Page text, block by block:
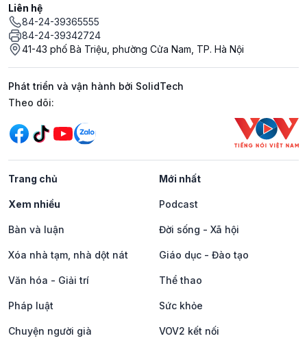
Liên hệ
84-24-39365555
84-24-39342724
41-43 phố Bà Triệu, phường Cửa Nam, TP. Hà Nội
Phát triển và vận hành bởi SolidTech
Mạng xã hội
Theo dõi:
Trang chủ Mới nhất
Xem nhiều Podcast
Bàn và luận Đời sống - Xã hội
Xóa nhà tạm, nhà dột nát Giáo dục - Đào tạo
Văn hóa - Giải trí Thể thao
Pháp luật Sức khỏe
Chuyện người già VOV2 kết nối